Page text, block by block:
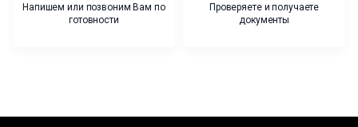
Напишем или позвоним Вам по
готовности
Проверяете и получаете
документы